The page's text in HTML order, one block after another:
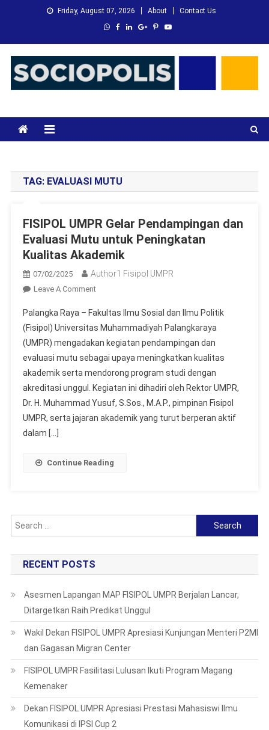
Friday, August 07, 2026 About Contact Us
TAG: EVALUASI MUTU
FISIPOL UMPR Gelar Pendampingan dan
Evaluasi Mutu untuk Peningkatan
Kualitas Akademik
07/02/2025 Author1 Fisipol UMPR
Leave A CommentOn
UMPR
Gelar
Pendampingan
Dan
Evaluasi
Mutu
Untuk
Peningkatan
Palangka Raya – Fakultas Ilmu Sosial dan Ilmu Politik
(Fisipol) Universitas Muhammadiyah Palangkaraya
(UMPR) mengadakan kegiatan pendampingan dan
evaluasi mutu sebagai upaya meningkatkan kualitas
akademik serta mendorong program studi dengan
akreditasi unggul. Kegiatan ini dihadiri oleh Rektor UMPR,
Dr. H. Muhammad Yusuf, S.Sos., M.A.P., pimpinan Fisipol
UMPR, serta jajaran akademik yang turut berperan aktif
dalam […]
Continue Reading
Search
for:
RECENT POSTS
Asesmen Lapangan MAP FISIPOL UMPR Berjalan Lancar,
Ditargetkan Raih Predikat Unggul
Wakil Dekan FISIPOL UMPR Apresiasi Kunjungan Menteri P2MI
dan Gagasan Migran Center
FISIPOL UMPR Fasilitasi Lulusan Ikuti Program Magang
Kemenaker
Dekan FISIPOL UMPR Apresiasi Prestasi Mahasiswi Ilmu
Komunikasi di IPSI Cup 2